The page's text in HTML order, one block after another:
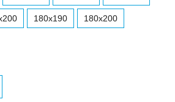
180x190 180x200